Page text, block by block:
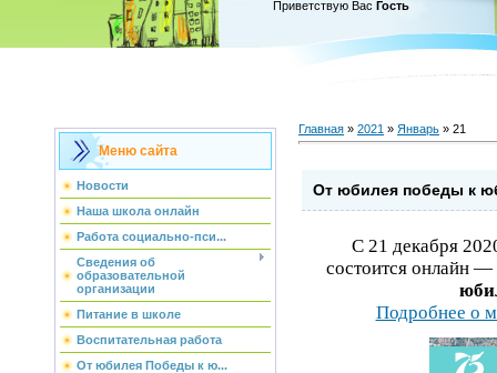
Приветствую Вас Гость
Меню сайта
Новости
Наша школа онлайн
Работа социально-пси...
Сведения об
образовательной
организации
Питание в школе
Воспитательная работа
От юбилея Победы к ю...
Главная » 2021 » Январь » 21
От юбилея победы к
С 21 декабря
состоится онлайн
Подробнее о